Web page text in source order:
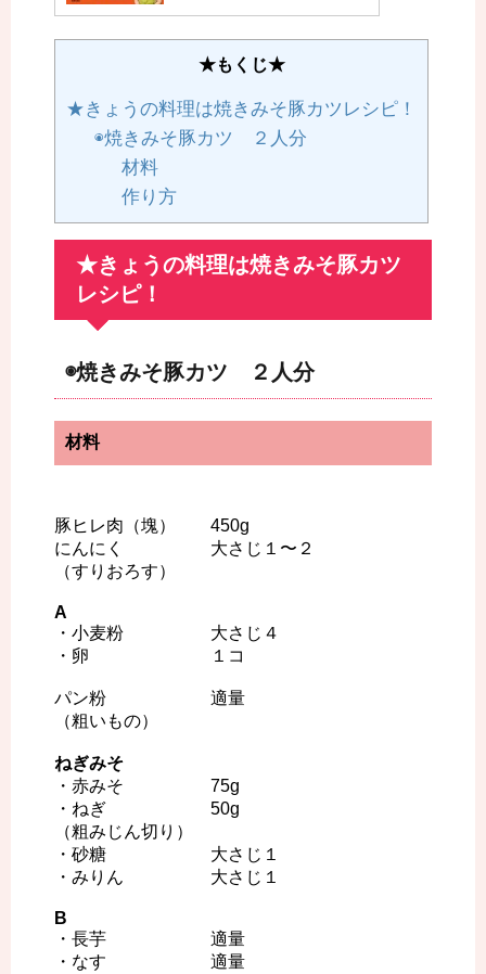
★もくじ★
★きょうの料理は焼きみそ豚カツレシピ！
◉焼きみそ豚カツ ２人分
材料
作り方
★きょうの料理は焼きみそ豚カツ
レシピ！
◉焼きみそ豚カツ ２人分
材料
豚ヒレ肉（塊） 450g
にんにく 大さじ１〜２
（すりおろす）
A
・小麦粉 大さじ４
・卵 １コ
パン粉 適量
（粗いもの）
ねぎみそ
・赤みそ 75g
・ねぎ 50g
（粗みじん切り）
・砂糖 大さじ１
・みりん 大さじ１
B
・長芋 適量
・なす 適量